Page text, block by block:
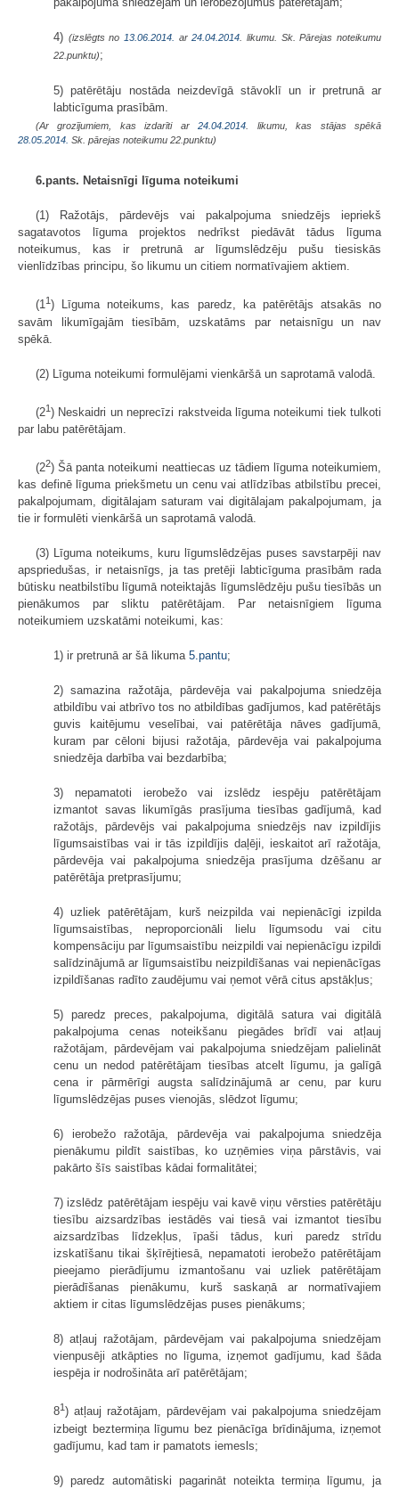
4) (izslēgts no 13.06.2014. ar24.04.2014 . likumu. Sk. Pārejas noteikumu
22.punktu);
5) patērētāju nostāda neizdevīgā stāvoklī un ir pretrunā ar
labticīguma prasībām.
(Ar grozījumiem, kas izdarīti ar24.04.2014 . likumu, kas stājas spēkā
28.05.2014. Sk. pārejas noteikumu 22.punktu)
6.pants. Netaisnīgi līguma noteikumi
(1) Ražotājs, pārdevējs vai pakalpojuma sniedzējs iepriekš
sagatavotos līguma projektos nedrīkst piedāvāt tādus līguma
noteikumus, kas ir pretrunā ar līgumslēdzēju pušu tiesiskās
vienlīdzības principu, šo likumu un citiem normatīvajiem aktiem.
(11 ) Līguma noteikums, kas paredz, ka patērētājs atsakās no
savām likumīgajām tiesībām, uzskatāms par netaisnīgu un nav
spēkā.
(2) Līguma noteikumi formulējami vienkāršā un saprotamā valodā.
(21) Neskaidri un neprecīzi rakstveida līguma noteikumi tiek tulkoti
par labu patērētājam.
(22) Šā panta noteikumi neattiecas uz tādiem līguma noteikumiem,
kas definē līguma priekšmetu un cenu vai atlīdzības atbilstību precei,
pakalpojumam, digitālajam saturam vai digitālajam pakalpojumam, ja
tie ir formulēti vienkāršā un saprotamā valodā.
(3) Līguma noteikums, kuru līgumslēdzējas puses savstarpēji nav
apspriedušas, ir netaisnīgs, ja tas pretēji labticīguma prasībām rada
būtisku neatbilstību līgumā noteiktajās līgumslēdzēju pušu tiesībās un
pienākumos par sliktu patērētājam. Par netaisnīgiem līguma
noteikumiem uzskatāmi noteikumi, kas:
1) ir pretrunā ar šā likuma 5.pantu;
2) samazina ražotāja, pārdevēja vai pakalpojuma sniedzēja
atbildību vai atbrīvo tos no atbildības gadījumos, kad patērētājs
guvis kaitējumu veselībai, vai patērētāja nāves gadījumā,
kuram par cēloni bijusi ražotāja, pārdevēja vai pakalpojuma
sniedzēja darbība vai bezdarbība;
3) nepamatoti ierobežo vai izslēdz iespēju patērētājam
izmantot savas likumīgās prasījuma tiesības gadījumā, kad
ražotājs, pārdevējs vai pakalpojuma sniedzējs nav izpildījis
līgumsaistības vai ir tās izpildījis daļēji, ieskaitot arī ražotāja,
pārdevēja vai pakalpojuma sniedzēja prasījuma dzēšanu ar
patērētāja pretprasījumu;
4) uzliek patērētājam, kurš neizpilda vai nepienācīgi izpilda
līgumsaistības, neproporcionāli lielu līgumsodu vai citu
kompensāciju par līgumsaistību neizpildi vai nepienācīgu izpildi
salīdzinājumā ar līgumsaistību neizpildīšanas vai nepienācīgas
izpildīšanas radīto zaudējumu vai ņemot vērā citus apstākļus;
5) paredz preces, pakalpojuma, digitālā satura vai digitālā
pakalpojuma cenas noteikšanu piegādes brīdī vai atļauj
ražotājam, pārdevējam vai pakalpojuma sniedzējam palielināt
cenu un nedod patērētājam tiesības atcelt līgumu, ja galīgā
cena ir pārmērīgi augsta salīdzinājumā ar cenu, par kuru
līgumslēdzējas puses vienojās, slēdzot līgumu;
6) ierobežo ražotāja, pārdevēja vai pakalpojuma sniedzēja
pienākumu pildīt saistības, ko uzņēmies viņa pārstāvis, vai
pakārto šīs saistības kādai formalitātei;
7) izslēdz patērētājam iespēju vai kavē viņu vērsties patērētāju
tiesību aizsardzības iestādēs vai tiesā vai izmantot tiesību
aizsardzības līdzekļus, īpaši tādus, kuri paredz strīdu
izskatīšanu tikai šķīrējtiesā, nepamatoti ierobežo patērētājam
pieejamo pierādījumu izmantošanu vai uzliek patērētājam
pierādīšanas pienākumu, kurš saskaņā ar normatīvajiem
aktiem ir citas līgumslēdzējas puses pienākums;
8) atļauj ražotājam, pārdevējam vai pakalpojuma sniedzējam
vienpusēji atkāpties no līguma, izņemot gadījumu, kad šāda
iespēja ir nodrošināta arī patērētājam;
81 ) atļauj ražotājam, pārdevējam vai pakalpojuma sniedzējam
izbeigt beztermiņa līgumu bez pienācīga brīdinājuma, izņemot
gadījumu, kad tam ir pamatots iemesls;
9) paredz automātiski pagarināt noteikta termiņa līgumu, ja